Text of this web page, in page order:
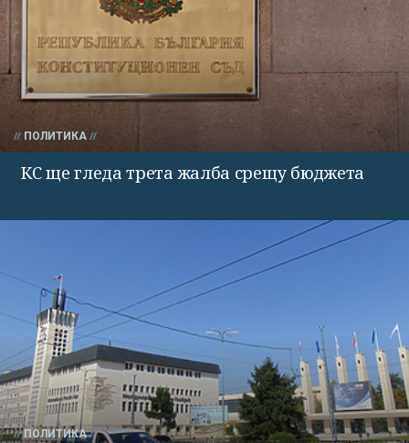
ПОЛИТИКА
КС ще гледа трета жалба срещу бюджета
ПОЛИТИКА